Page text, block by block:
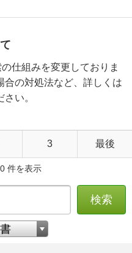
仕組みを変更しておりま
合の対処法など、詳しくは
い。
3 最後
件を表示
検索